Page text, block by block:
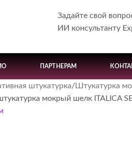
Задайте свой
ИИ консультанту
ПАРТНЕРАМ
штукатурка Штукатурка
мокрый шелк ITALICA